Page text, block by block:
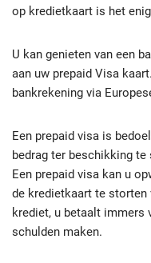
op kredietkaart is het
U kan genieten van een
aan uw prepaid Visa
bankrekening via
Een prepaid visa is
bedrag ter beschikking
Een prepaid visa kan u
de kredietkaart te storten
krediet, u betaalt immers
schulden maken.